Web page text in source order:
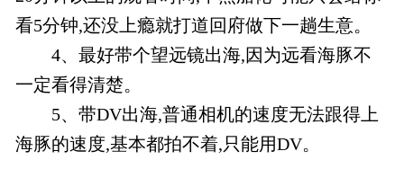
看5分钟,还没上瘾就打道回府做下一趟生意。
4、最好带个望远镜出海,因为远看海豚不
一定看得清楚。
5、带DV出海,普通相机的速度无法跟得上
海豚的速度,基本都拍不着,只能用DV。